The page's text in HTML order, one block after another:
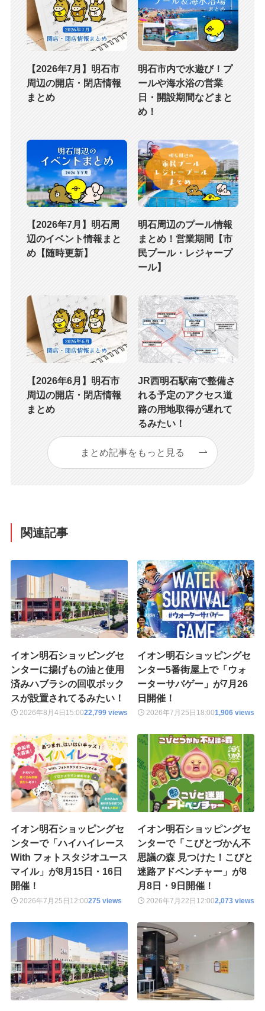
【2026年7月】明石市
周辺の開店・閉店情報
まとめ
明石市内で水遊び！プ
ールや海水浴の営業
日・開設期間などまと
め！
【2026年7月】明石周
辺のイベント情報まと
め【随時更新】
明石周辺のプール情報
まとめ！営業期間【市
民プール・レジャープ
ール】
【2026年6月】明石市
周辺の開店・閉店情報
まとめ
JR西明石駅南で整備さ
れる予定のアクセス道
路の用地取得が遅れて
るみたい！
まとめ記事をもっと見る
関連記事
イオン明石ショッピングセ
ンターに揚げもの油と使用
済みハブラシの回収ボック
スが設置されてるみたい！
2026年8月4日 15:0022,799 views
イオン明石ショッピングセ
ンター5番街屋上で「ウォ
ーターサバゲー」が7月26
日開催！
2026年7月25日 18:001,906 views
イオン明石ショッピングセ
ンターで「ハイハイレース
With フォトスタジオユース
マイル」が8月15日・16日
開催！
2026年7月25日 12:00275 views
イオン明石ショッピングセ
ンターで「こびとづかん不
思議の森 見つけた！こびと
迷路アドベンチャー」が8
月8日・9日開催！
2026年7月22日 12:002,073 views